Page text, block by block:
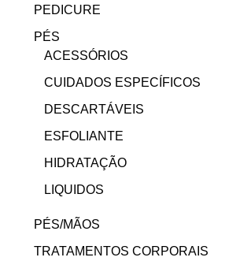
PEDICURE
PÉS
ACESSÓRIOS
CUIDADOS ESPECÍFICOS
DESCARTÁVEIS
ESFOLIANTE
HIDRATAÇÃO
LIQUIDOS
PÉS/MÃOS
TRATAMENTOS CORPORAIS